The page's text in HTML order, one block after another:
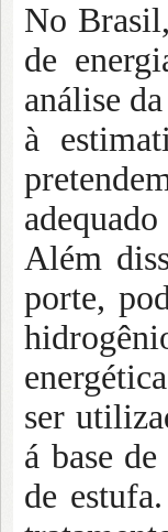
No
de
análise
à
Além
porte,
ser
á base
de